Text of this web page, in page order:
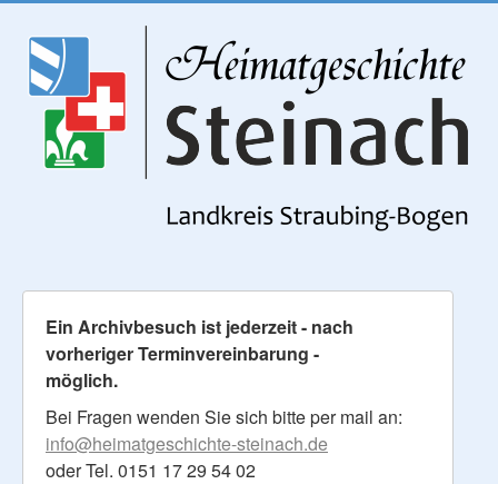
Ein Archivbesuch ist jederzeit - nach
vorheriger Terminvereinbarung -
möglich.
Bei Fragen wenden Sie sich bitte per mail an:
info@heimatgeschichte-steinach.de
oder Tel. 0151 17 29 54 02